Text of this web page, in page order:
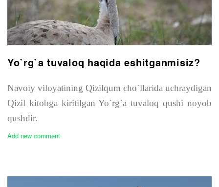
Yo`rg`a tuvaloq haqida eshitganmisiz?
Navoiy viloyatining Qizilqum cho`llarida uchraydigan
Qizil kitobga kiritilgan Yo`rg`a tuvaloq qushi noyob
qushdir.
Add new comment